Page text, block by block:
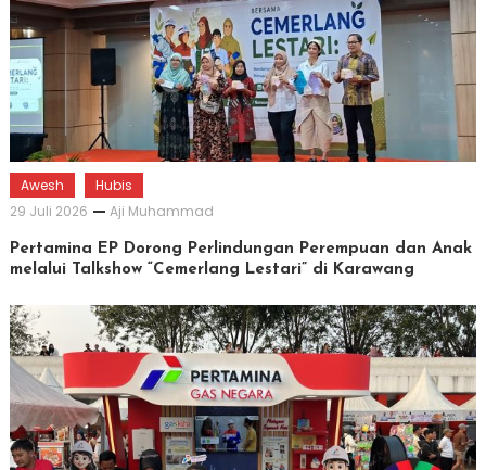
Awesh
Hubis
29 Juli 2026
Aji Muhammad
Pertamina EP Dorong Perlindungan Perempuan dan Anak
melalui Talkshow “Cemerlang Lestari” di Karawang